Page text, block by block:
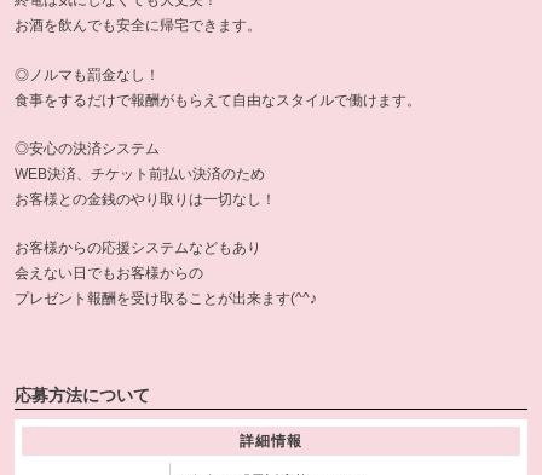
お酒を飲んでも安全に帰宅できます。
◎ノルマも罰金なし！
食事をするだけで報酬がもらえて自由なスタイルで働けます。
◎安心の決済システム
WEB決済、チケット前払い決済のため
お客様との金銭のやり取りは一切なし！
お客様からの応援システムなどもあり
会えない日でもお客様からの
プレゼント報酬を受け取ることが出来ます(^^♪
応募方法について
詳細情報